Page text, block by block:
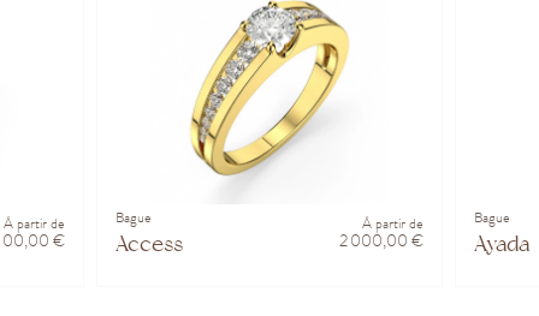
À partir de
€
Bague
Access
À partir de
2 000,00 €
Bague
Ayada